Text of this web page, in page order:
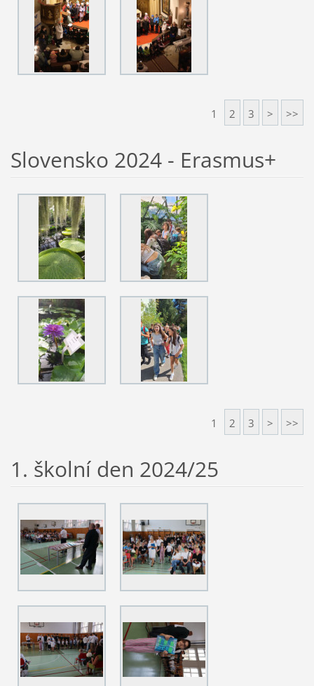
1 2 3 > >>
Slovensko 2024 - Erasmus+
1 2 3 > >>
1. školní den 2024/25